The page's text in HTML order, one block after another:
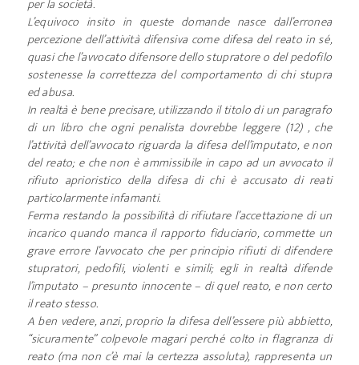
per la società.
L’equivoco insito in queste domande nasce dall’erronea
percezione dell’attività difensiva come difesa del reato in sé,
quasi che l’avvocato difensore dello stupratore o del pedofilo
sostenesse la correttezza del comportamento di chi stupra
ed abusa.
In realtà è bene precisare, utilizzando il titolo di un paragrafo
di un libro che ogni penalista dovrebbe leggere (12) , che
l’attività dell’avvocato riguarda la difesa dell’imputato, e non
del reato; e che non è ammissibile in capo ad un avvocato il
rifiuto aprioristico della difesa di chi è accusato di reati
particolarmente infamanti.
Ferma restando la possibilità di rifiutare l’accettazione di un
incarico quando manca il rapporto fiduciario, commette un
grave errore l’avvocato che per principio rifiuti di difendere
stupratori, pedofili, violenti e simili; egli in realtà difende
l’imputato – presunto innocente – di quel reato, e non certo
il reato stesso.
A ben vedere, anzi, proprio la difesa dell’essere più abbietto,
“sicuramente” colpevole magari perché colto in flagranza di
reato (ma non c’è mai la certezza assoluta), rappresenta un